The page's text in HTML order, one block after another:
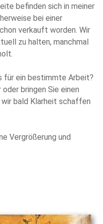
befinden sich in meiner
bei einer
verkauft worden. Wir
zu halten, manchmal
für ein bestimmte Arbeit?
bringen Sie einen
bald Klarheit schaffen
Vergrößerung und